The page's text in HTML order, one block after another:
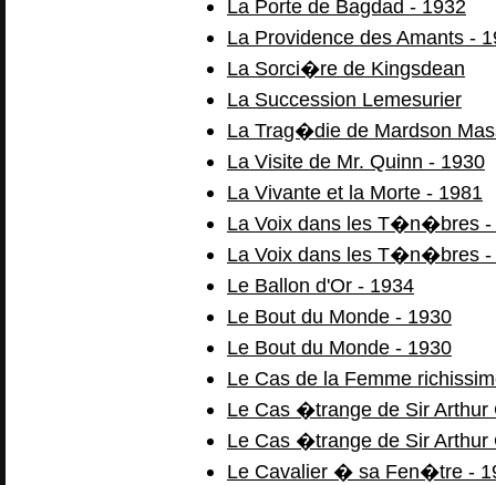
La Porte de Bagdad - 1932
La Providence des Amants -
La Sorci�re de Kingsdean
La Succession Lemesurier
La Trag�die de Mardson
La Visite de Mr. Quinn - 1930
La Vivante et la Morte - 1981
La Voix dans les T�n�bres -
La Voix dans les T�n�bres -
Le Ballon d'Or - 1934
Le Bout du Monde - 1930
Le Bout du Monde - 1930
Le Cas de la Femme
Le Cas �trange de Sir Arthur
Le Cas �trange de Sir Arthur
Le Cavalier � sa Fen�tre -